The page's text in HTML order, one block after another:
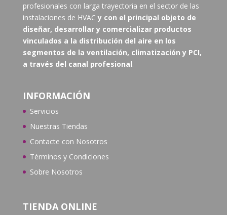
profesionales con larga trayectoria en el sector de las
instalaciones de HVAC y con el principal objeto de
diseñar, desarrollar y comercializar productos
vinculados a la distribución del aire en los
segmentos de la ventilación, climatización y PCI,
a través del canal profesional.
INFORMACIÓN
Servicios
Nuestras Tiendas
Contacte con Nosotros
Términos y Condiciones
Sobre Nosotros
TIENDA ONLINE